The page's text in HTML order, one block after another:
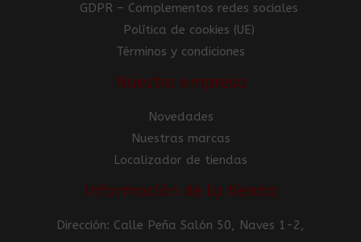
GDPR – Complementos redes sociales
Política de cookies (UE)
Términos y condiciones
Nuestra empresa
Novedades
Nuestras marcas
Localizador de tiendas
Información de la tienda
Dirección: Calle Peña Salón 50, Naves 1-2,